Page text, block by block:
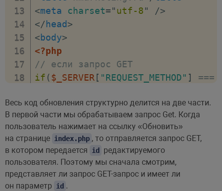
<meta charset="utf-8"
/>
</head>
<body>
<?php
// если запрос GET
if ($_SERVER [ "REQUEST_METHOD" ] ===
$sql = "SELECT * FROM Users
$stmt
= $conn->prepare($sql);
$stmt->bindValue(":userid",
// выполняем выражение и получаем
$stmt-> execute ()
if($stmt->rowCount() > 0)
{
foreach
Весь код обновления структурно делится на две части.
В первой части мы обрабатываем запрос Get. Когда
пользователь нажимает на ссылку «Обновить»
на странице index.php , то отправляется запрос GET,
в котором передается
id редактируемого
пользователя. Поэтому мы сначала смотрим,
представляет ли запрос GET-запрос и имеет ли
он параметр
id .